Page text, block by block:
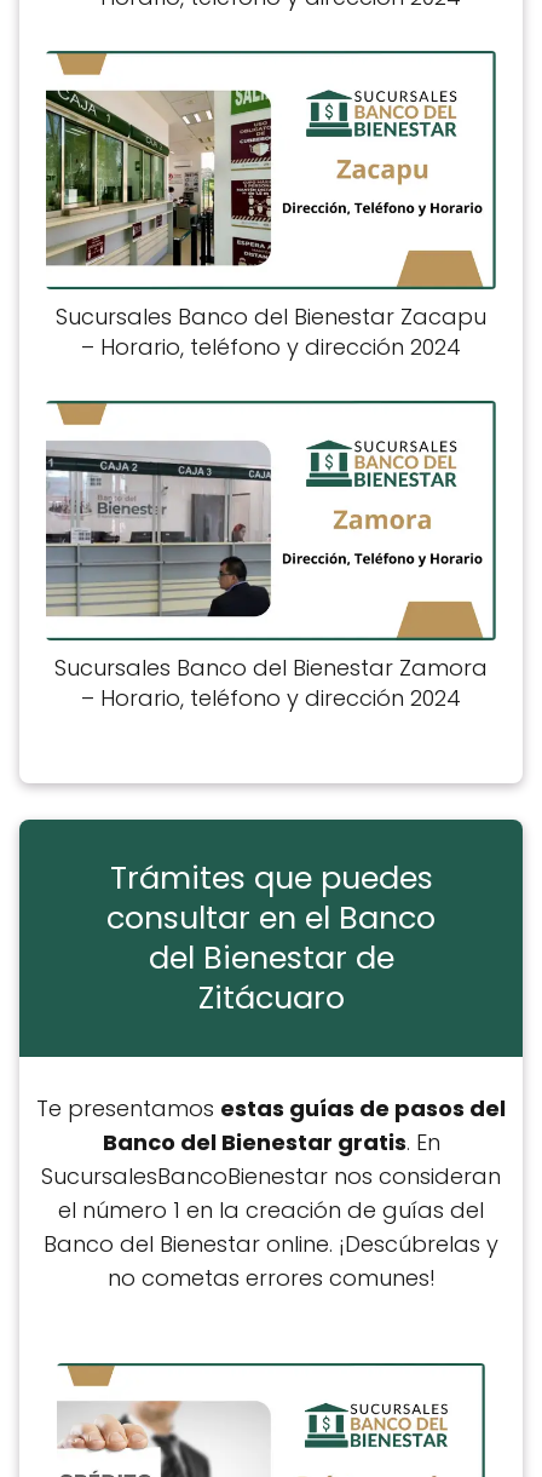
Sucursales Banco del Bienestar Zacapu
– Horario, teléfono y dirección 2024
Sucursales Banco del Bienestar Zamora
– Horario, teléfono y dirección 2024
Trámites que puedes
consultar en el Banco
del Bienestar de
Zitácuaro
Te presentamos estas guías de pasos del
Banco del Bienestar gratis. En
SucursalesBancoBienestar nos consideran
el número 1 en la creación de guías del
Banco del Bienestar online. ¡Descúbrelas y
no cometas errores comunes!